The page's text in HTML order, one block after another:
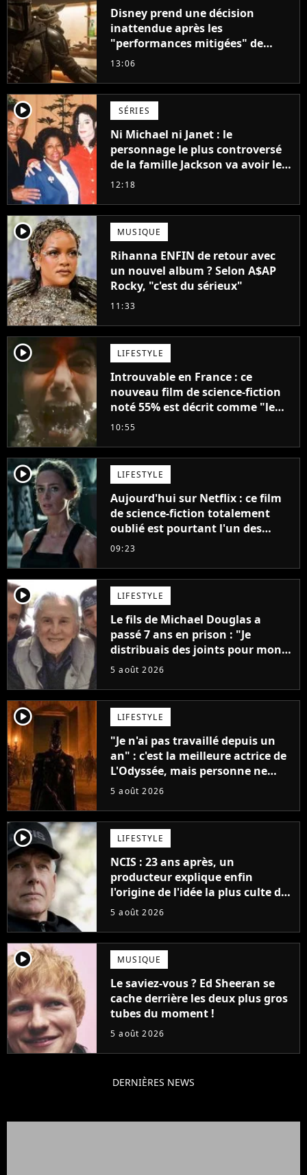
Disney prend une décision
inattendue après les
"performances mitigées" de
Vaiana et The Mandalorian &
13:06
player2 SÉRIES
Ni Michael ni Janet : le
personnage le plus controversé
de la famille Jackson va avoir le
droit à sa propre série
12:18
player2 MUSIQUE
Rihanna ENFIN de retour avec
un nouvel album ? Selon A$AP
Rocky, "c'est du sérieux"
11:33
player2 LIFESTYLE
Introuvable en France : ce
nouveau film de science-fiction
noté 55% est décrit comme "le
plus stupide de l'année"
10:55
player2 LIFESTYLE
Aujourd'hui sur Netflix : ce film
de science-fiction totalement
oublié est pourtant l'un des
meilleurs des années 2010
09:23
player2 LIFESTYLE
Le fils de Michael Douglas a
passé 7 ans en prison : "Je
distribuais des joints pour mon
père"
5 août 2026
player2 LIFESTYLE
"Je n'ai pas travaillé depuis un
an" : c'est la meilleure actrice de
L'Odyssée, mais personne ne
veut lui donner de rôle au
5 août 2026
player2 LIFESTYLE
NCIS : 23 ans après, un
producteur explique enfin
l'origine de l'idée la plus culte de
la série (et on ne parle pas du
5 août 2026
player2 MUSIQUE
Le saviez-vous ? Ed Sheeran se
cache derrière les deux plus gros
tubes du moment !
5 août 2026
DERNIÈRES NEWS